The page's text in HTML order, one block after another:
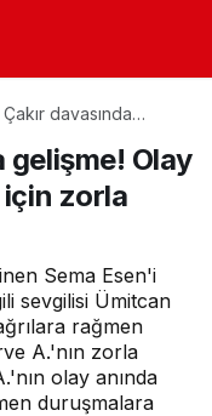
davasında
için zorla getirilme
gelişme! Olay
için zorla
Sema Esen'i
sevgilisi Ümitcan
rağmen
A.'nın zorla
olay anında
duruşmalara